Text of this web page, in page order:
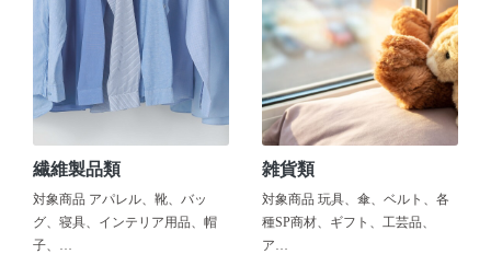
繊維製品類
対象商品 アパレル、靴、バッ
グ、寝具、インテリア用品、帽
子、…
雑貨類
対象商品 玩具、傘、ベルト、各
種SP商材、ギフト、工芸品、
ア…